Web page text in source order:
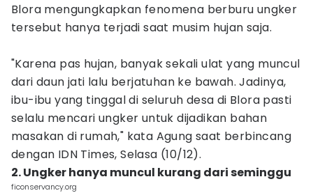
Blora mengungkapkan fenomena berburu ungker
tersebut hanya terjadi saat musim hujan saja.
"Karena pas hujan, banyak sekali ulat yang muncul
dari daun jati lalu berjatuhan ke bawah. Jadinya,
ibu-ibu yang tinggal di seluruh desa di Blora pasti
selalu mencari ungker untuk dijadikan bahan
masakan di rumah," kata Agung saat berbincang
dengan IDN Times, Selasa (10/12).
2. Ungker hanya muncul kurang dari seminggu
ficonservancy.org